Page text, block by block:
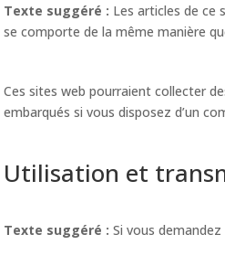
Texte suggéré : Les articles de ce
se comporte de la même manière
Ces sites web pourraient collecter
embarqués si vous disposez d’un
Utilisation et
Texte suggéré :Si vous